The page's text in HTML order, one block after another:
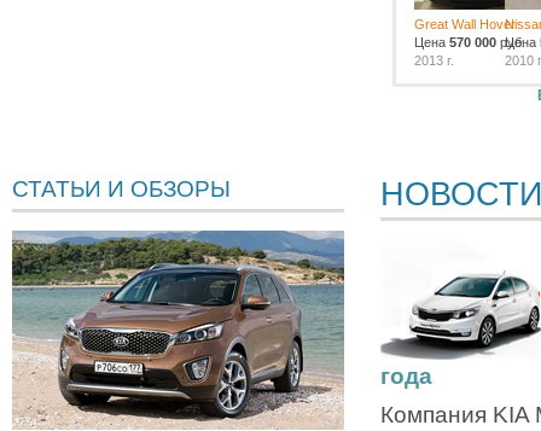
Great Wall Hover
Цена 570 000 руб.
2013 г.
Цена
2010
СТАТЬИ И ОБЗОРЫ НОВОСТИ
года
Компания KIA